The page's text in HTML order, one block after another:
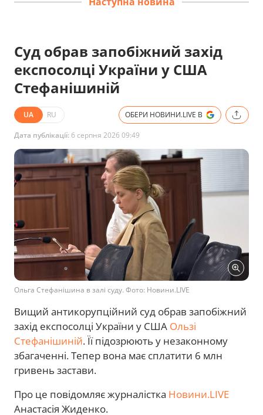
Суд обрав запобіжний захід
експосолці України у США
Стефанішиній
UA RU ОБЕРИ НОВИНИ.LIVE В
Дата публікації: 6 серпня 2026 09:49
Ольга Стефанішина в залі суду. Фото: Новини.LIVE
Вищий антикорупційний суд обрав запобіжний
захід експосолці України у США Ользі
Стефанішиній. Її підозрюють у незаконному
збагаченні. Тепер вона має сплатити 6 млн
гривень застави.
Про це повідомляє журналістка Новини.LIVE
Анастасія Жиденко.